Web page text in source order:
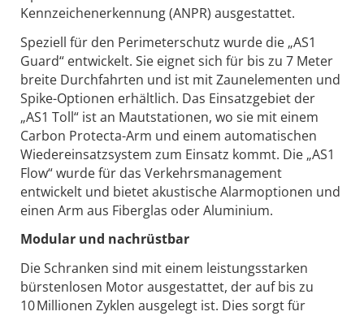
Kennzeichenerkennung (ANPR) ausgestattet.
Speziell für den Perimeterschutz wurde die „AS1
Guard“ entwickelt. Sie eignet sich für bis zu 7 Meter
breite Durchfahrten und ist mit Zaunelementen und
Spike-Optionen erhältlich. Das Einsatzgebiet der
„AS1 Toll“ ist an Mautstationen, wo sie mit einem
Carbon Protecta-Arm und einem automatischen
Wiedereinsatzsystem zum Einsatz kommt. Die „AS1
Flow“ wurde für das Verkehrsmanagement
entwickelt und bietet akustische Alarmoptionen und
einen Arm aus Fiberglas oder Aluminium.
Modular und nachrüstbar
Die Schranken sind mit einem leistungsstarken
bürstenlosen Motor ausgestattet, der auf bis zu
10 Millionen Zyklen ausgelegt ist. Dies sorgt für